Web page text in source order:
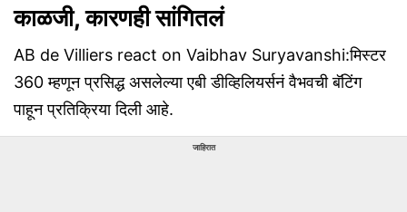
काळजी, कारणही सांगितलं
AB de Villiers react on Vaibhav Suryavanshi:मिस्टर
360 म्हणून प्रसिद्ध असलेल्या एबी डीव्हिलियर्सनं वैभवची बॅटिंग
पाहून प्रतिक्रिया दिली आहे.
जाहिरात